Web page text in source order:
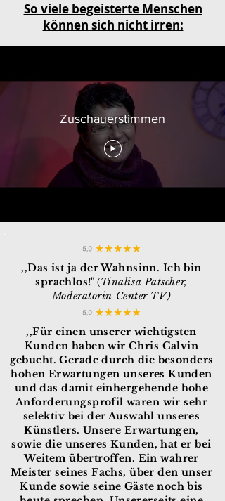
So viele begeisterte Menschen
können sich nicht irren:
Zuschauerstimmen
,,Das ist ja der Wahnsinn. Ich bin
sprachlos!" (Tinalisa Patscher,
Moderatorin Center TV)
,,Für einen unserer wichtigsten
Kunden haben wir Chris Calvin
gebucht. Gerade durch die besonders
hohen Erwartungen unseres Kunden
und das damit einhergehende hohe
Anforderungsprofil waren wir sehr
selektiv bei der Auswahl unseres
Künstlers. Unsere Erwartungen,
sowie die unseres Kunden, hat er bei
Weitem übertroffen. Ein wahrer
Meister seines Fachs, über den unser
Kunde sowie seine Gäste noch bis